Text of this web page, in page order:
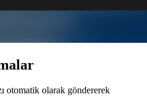
otomatik olarak göndererek